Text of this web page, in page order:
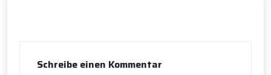
Schreibe einen Kommentar